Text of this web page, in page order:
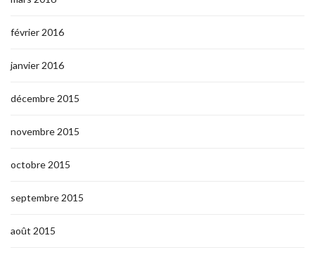
février 2016
janvier 2016
décembre 2015
novembre 2015
octobre 2015
septembre 2015
août 2015